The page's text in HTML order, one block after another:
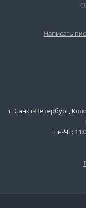
Написать
г. Санкт-Петербург,
Пн-Чт: